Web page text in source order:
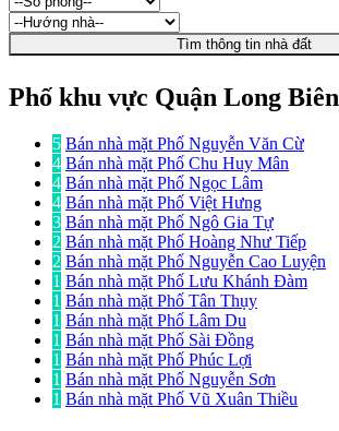
Tìm thông tin nhà đất
Phố khu vực Quận Long Biên
5 Bán nhà mặt Phố Nguyễn Văn Cừ
4 Bán nhà mặt Phố Chu Huy Mân
4 Bán nhà mặt Phố Ngọc Lâm
4 Bán nhà mặt Phố Việt Hưng
3 Bán nhà mặt Phố Ngô Gia Tự
2 Bán nhà mặt Phố Hoàng Như Tiếp
2 Bán nhà mặt Phố Nguyễn Cao Luyện
1 Bán nhà mặt Phố Lưu Khánh Đàm
1 Bán nhà mặt Phố Tân Thụy
1 Bán nhà mặt Phố Lâm Du
1 Bán nhà mặt Phố Sài Đồng
1 Bán nhà mặt Phố Phúc Lợi
1 Bán nhà mặt Phố Nguyễn Sơn
1 Bán nhà mặt Phố Vũ Xuân Thiều